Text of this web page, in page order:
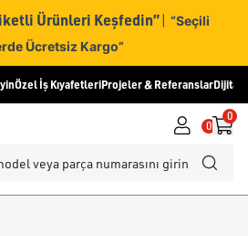
Ürünleri Keşfedin” | “Seçili
Ücretsiz Kargo”
Özel İş KıyafetleriProjeler & ReferanslarDijital
0
0